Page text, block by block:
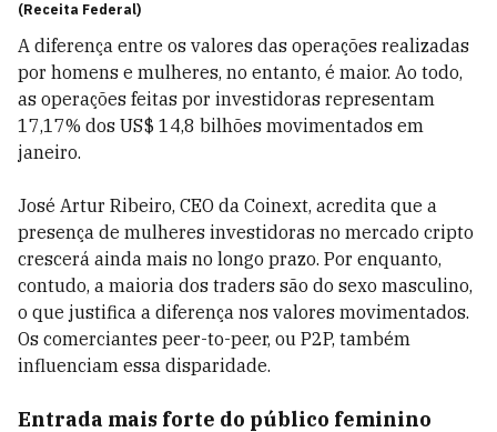
(Receita Federal)
A diferença entre os valores das operações realizadas
por homens e mulheres, no entanto, é maior. Ao todo,
as operações feitas por investidoras representam
17,17% dos US$ 14,8 bilhões movimentados em
janeiro.
José Artur Ribeiro, CEO da Coinext, acredita que a
presença de mulheres investidoras no mercado cripto
crescerá ainda mais no longo prazo. Por enquanto,
contudo, a maioria dos traders são do sexo masculino,
o que justifica a diferença nos valores movimentados.
Os comerciantes peer-to-peer, ou P2P, também
influenciam essa disparidade.
Entrada mais forte do público feminino